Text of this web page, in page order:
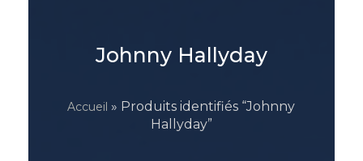
Johnny Hallyday
Accueil » Produits identifiés “Johnny
Hallyday”